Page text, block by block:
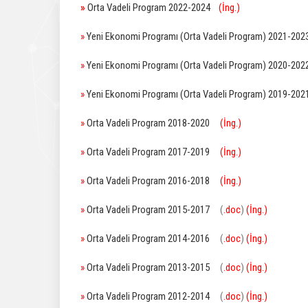
» Orta Vadeli Program 2022-2024 (İng.)
»Yeni Ekonomi Programı (Orta Vadeli Program) 2021-
»Yeni Ekonomi Programı (Orta Vadeli Program) 2020-
»Yeni Ekonomi Programı (Orta Vadeli Program) 2019-2021
»Orta Vadeli Program 2018-2020 (İng.)
»Orta Vadeli Program 2017-2019 (İng.)
»Orta Vadeli Program 2016-2018 (İng.)
»Orta Vadeli Program 2015-2017 (.doc) (İng.)
»Orta Vadeli Program 2014-2016 (.doc) (İng.)
»Orta Vadeli Program 2013-2015 (.doc) (İng.)
»Orta Vadeli Program 2012-2014(.doc) (İng.)